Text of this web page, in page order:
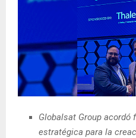
Globalsat Group acordó
estratégica para la